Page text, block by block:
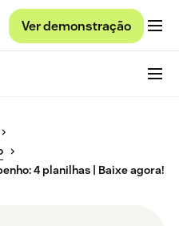
Ver demonstração
4 planilhas | Baixe agora!